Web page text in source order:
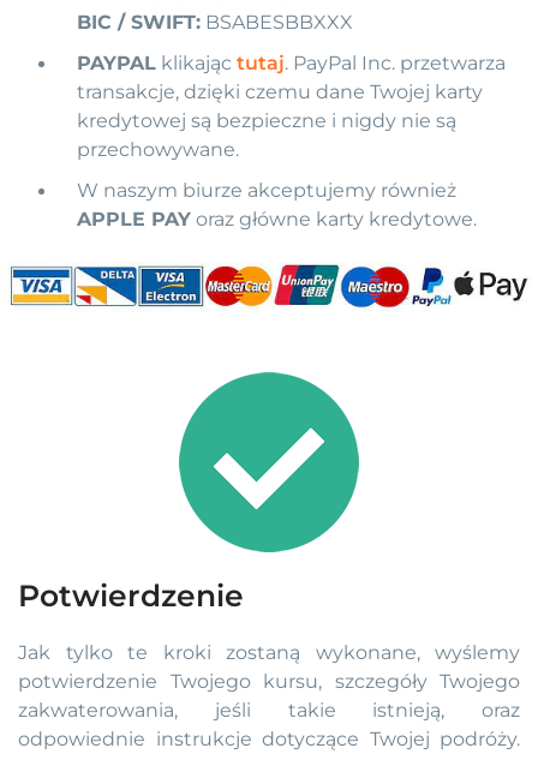
BIC / SWIFT: BSABESBBXXX
PAYPAL klikająctutaj. PayPal Inc. przetwarza
transakcje, dzięki czemu dane Twojej karty
kredytowej są bezpieczne i nigdy nie są
przechowywane.
W naszym biurze akceptujemy również
APPLE PAY oraz główne karty kredytowe.
Potwierdzenie
Jak tylko te kroki zostaną wykonane, wyślemy
potwierdzenie Twojego kursu, szczegóły Twojego
zakwaterowania, jeśli takie istnieją, oraz
odpowiednie instrukcje dotyczące Twojej podróży.